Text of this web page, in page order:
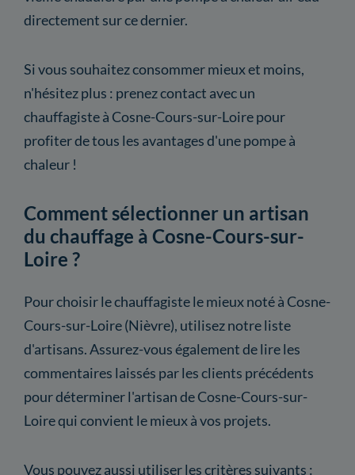
directement sur ce dernier.
Si vous souhaitez consommer mieux et moins,
n'hésitez plus : prenez contact avec un
chauffagiste à Cosne-Cours-sur-Loire pour
profiter de tous les avantages d'une pompe à
chaleur !
Comment sélectionner un artisan
du chauffage à Cosne-Cours-sur-
Loire ?
Pour choisir le chauffagiste le mieux noté à Cosne-
Cours-sur-Loire (Nièvre), utilisez notre liste
d'artisans. Assurez-vous également de lire les
commentaires laissés par les clients précédents
pour déterminer l'artisan de Cosne-Cours-sur-
Loire qui convient le mieux à vos projets.
Vous pouvez aussi utiliser les critères suivants :